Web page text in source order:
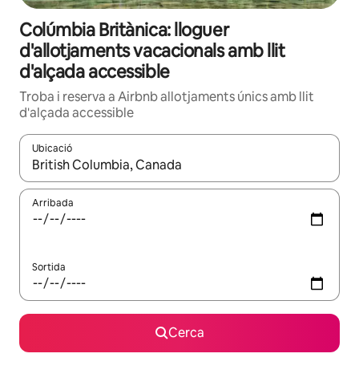
Colúmbia Britànica: lloguer
d'allotjaments vacacionals amb llit
d'alçada accessible
Troba i reserva a Airbnb allotjaments únics amb llit
d'alçada accessible
Ubicació
Quan els resultats estiguin disponibles, podràs navegar-hi a
Arribada
Sortida
Cerca